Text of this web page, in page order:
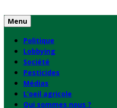
to
content
Menu
Politique
Lobbying
Société
Pesticides
Médias
L’oeil agricole
Qui sommes nous ?